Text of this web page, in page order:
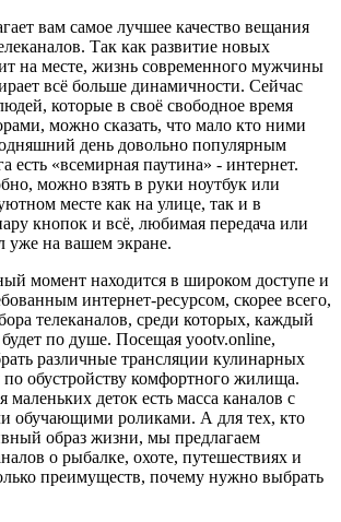
вам самое лучшее качество вещания
Так как развитие новых
на месте, жизнь современного мужчины
всё больше динамичности. Сейчас
которые в своё свободное время
можно сказать, что мало кто ними
день довольно популярным
есть «всемирная паутина» - интернет.
можно взять в руки ноутбук или
месте как на улице, так и в
кнопок и всё, любимая передача или
уже на вашем экране.
момент находится в широком доступе и
интернет-ресурсом, скорее всего,
телеканалов, среди которых, каждый
по душе. Посещая yootv.online,
различные трансляции кулинарных
обустройству комфортного жилища.
деток есть масса каналов с
обучающими роликами. А для тех, кто
образ жизни, мы предлагаем
о рыбалке, охоте, путешествиях и
преимуществ, почему нужно выбрать